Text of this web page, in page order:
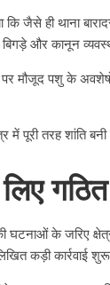
जैसे ही थाना
बिगड़े और कानून
मौजूद पशु के
में पूरी तरह शांति
के जरिए क्षेत्र
कड़ी कार्रवाई